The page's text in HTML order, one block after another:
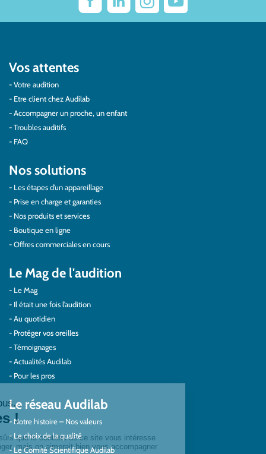
Vos attentes
Votre audition
Etre client chez Audilab
Accompagner un proche, un enfant
Troubles auditifs
FAQ
Nos solutions
Les étapes d’un appareillage
Prise en charge et garanties
Nos produits et services
Boutique en ligne
Offres commerciales en cours
Le Mag de l'audition
Le Mag
Il était une fois l’audition
Au quotidien
Protéger vos oreilles
Témoignages
Actualités Audilab
Pour les pros
Le réseau Audilab
Notre histoire – Nos valeurs
Le choix de la qualité
Le Comité Scientifique Audilab